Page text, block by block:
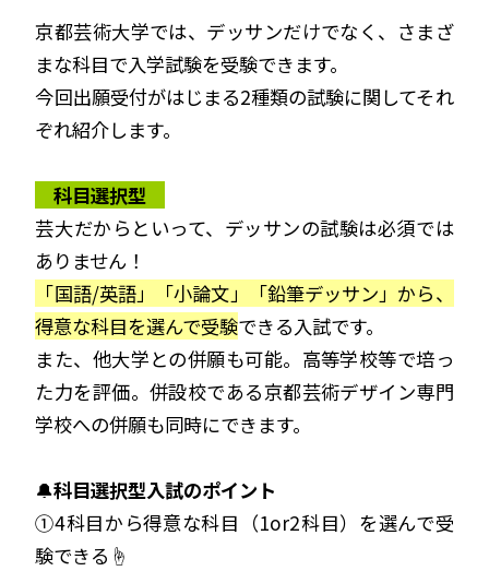
京都芸術大学では、デッサンだけでなく、さまざ
まな科目で入学試験を受験できます。
今回出願受付がはじまる2種類の試験に関してそれ
ぞれ紹介します。
科目選択型
芸大だからといって、デッサンの試験は必須では
ありません！
「国語/英語」「小論文」「鉛筆デッサン」から、
得意な科目を選んで受験できる入試です。
また、他大学との併願も可能。高等学校等で培っ
た力を評価。併設校である京都芸術デザイン専門
学校への併願も同時にできます。
🔔科目選択型入試のポイント
①4科目から得意な科目（1or2科目）を選んで受
験できる☝️